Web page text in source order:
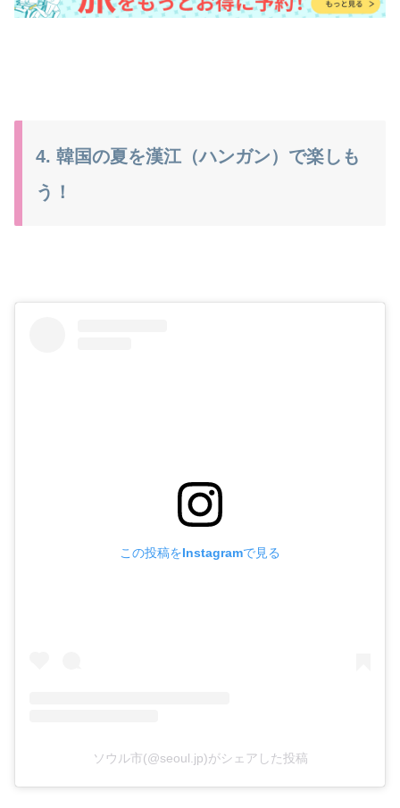
4. 韓国の夏を漢江（ハンガン）で楽しも
う！
この投稿をInstagramで見る
ソウル市(@seoul.jp)がシェアした投稿